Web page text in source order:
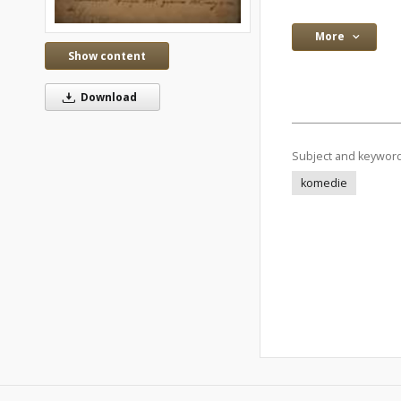
Show content
Download
More
Subject and
komedie